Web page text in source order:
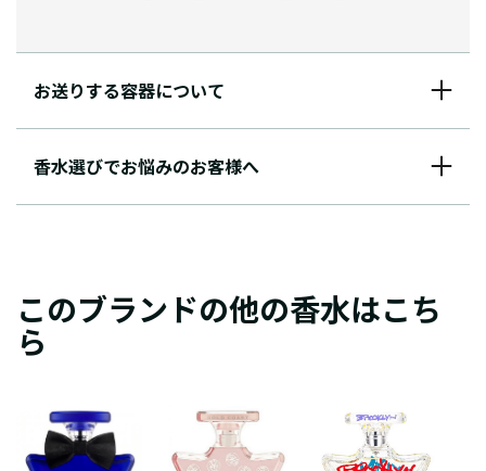
お送りする容器について
香水選びでお悩みのお客様へ
このブランドの他の香水はこち
ら